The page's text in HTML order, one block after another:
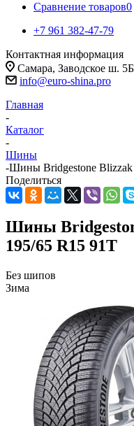
Сравнение товаров0
+7 961 382-47-79
Контактная информация
Самара, Заводское ш. 5Б
info@euro-shina.pro
Главная
-
Каталог
-
Шины
-Шины Bridgestone
Поделиться
Шины
195/65 R15 91T
Без шипов
Зима